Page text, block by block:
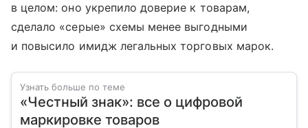
в целом: оно укрепило доверие к товарам,
сделало «серые» схемы менее выгодными
и повысило имидж легальных торговых марок.
Узнать больше по теме
«Честный знак»: все о цифровой
маркировке товаров